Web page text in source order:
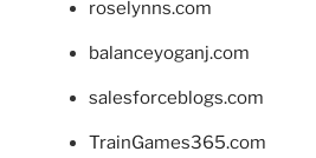
roselynns.com
balanceyoganj.com
salesforceblogs.com
TrainGames365.com